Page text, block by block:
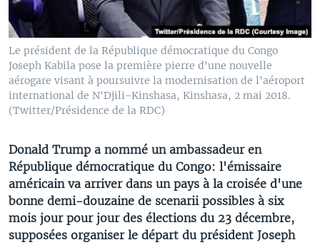
Le président de la République démocratique du Congo
Joseph Kabila pose la première pierre d'une nouvelle
aérogare visant à poursuivre la modernisation de l'aéroport
international de N'Djili-Kinshasa, Kinshasa, 2 mai 2018.
(Twitter/Présidence de la RDC)
Donald Trump a nommé un ambassadeur en
République démocratique du Congo: l'émissaire
américain va arriver dans un pays à la croisée d'une
bonne demi-douzaine de scenarii possibles à six
mois jour pour jour des élections du 23 décembre,
supposées organiser le départ du président Joseph